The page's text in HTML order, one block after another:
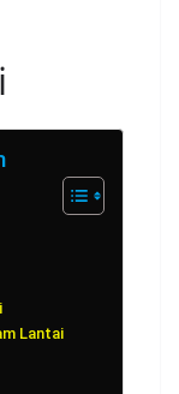
Lantai